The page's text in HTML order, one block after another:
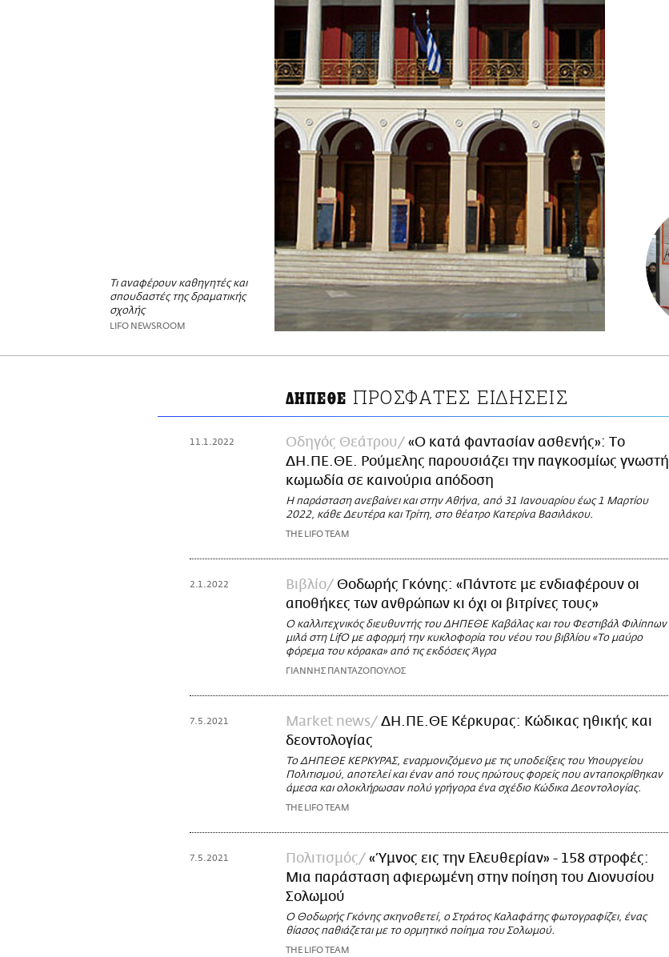
Τι αναφέρουν καθηγητές και
σπουδαστές της δραματικής
σχολής
LIFO NEWSROOM
ΔΗΠΕΘΕ ΠΡΟΣΦΑΤΕΣ ΕΙΔΗΣΕΙΣ
11.1.2022 Οδηγός Θεάτρου
«Ο κατά φαντασίαν ασθενής»: Tο
ΔΗ.ΠΕ.ΘΕ. Ρούμελης παρουσιάζει την παγκοσμίως γνωστή
κωμωδία σε καινούρια απόδοση
Η παράσταση ανεβαίνει και στην Αθήνα, από 31 Ιανουαρίου έως 1 Μαρτίου
2022, κάθε Δευτέρα και Τρίτη, στο θέατρο Κατερίνα Βασιλάκου.
THE LIFO TEAM
2.1.2022 Βιβλίο
Θοδωρής Γκόνης: «Πάντοτε με ενδιαφέρουν οι
αποθήκες των ανθρώπων κι όχι οι βιτρίνες τους»
Ο καλλιτεχνικός διευθυντής του ΔΗΠΕΘΕ Καβάλας και του Φεστιβάλ Φιλίππων
μιλά στη LifO με αφορμή την κυκλοφορία του νέου του βιβλίου «Το μαύρο
φόρεμα του κόρακα» από τις εκδόσεις Άγρα
ΓΙΑΝΝΗΣ ΠΑΝΤΑΖΟΠΟΥΛΟΣ
7.5.2021 Market news
ΔΗ.ΠΕ.ΘΕ Κέρκυρας: Κώδικας ηθικής και
δεοντολογίας
Το ΔΗΠΕΘΕ ΚΕΡΚΥΡΑΣ, εναρμονιζόμενο με τις υποδείξεις του Υπουργείου
Πολιτισμού, αποτελεί και έναν από τους πρώτους φορείς που ανταποκρίθηκαν
άμεσα και ολοκλήρωσαν πολύ γρήγορα ένα σχέδιο Κώδικα Δεοντολογίας.
THE LIFO TEAM
7.5.2021 Πολιτισμός
«Ύμνος εις την Ελευθερίαν» - 158 στροφές:
Μια παράσταση αφιερωμένη στην ποίηση του Διονυσίου
Σολωμού
Ο Θοδωρής Γκόνης σκηνοθετεί, ο Στράτος Καλαφάτης φωτογραφίζει, ένας
θίασος παθιάζεται με το ορμητικό ποίημα του Σολωμού.
THE LIFO TEAM